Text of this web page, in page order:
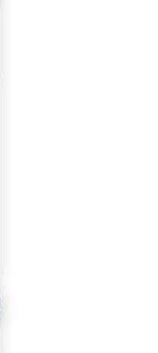
do ulubionych